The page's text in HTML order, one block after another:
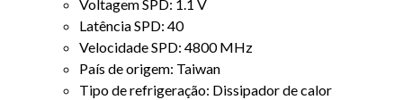
Voltagem SPD: 1.1 V
Latência SPD: 40
Velocidade SPD: 4800 MHz
País de origem: Taiwan
Tipo de refrigeração: Dissipador de calor